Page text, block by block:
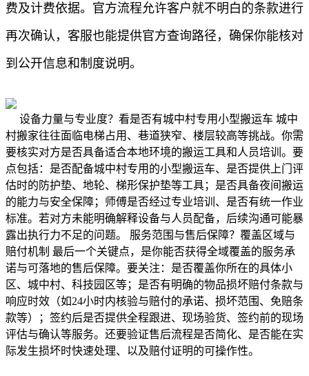
费及计费依据。官方流程允许客户就不明白的条款进行
再次确认，客服也能提供官方查询路径，确保你能核对
到公开信息和制度说明。
设备力量与专业度？看是否有城中村专用小型搬运车 城中
村搬家往往面临电梯占用、巷道狭窄、楼层较高等挑战。你需
要核实对方是否具备适合本地环境的搬运工具和人员培训。要
点包括：是否配备城中村专用的小型搬运车、是否提供上门评
估时的防护垫、地轮、梯形保护垫等工具；是否具备夜间搬运
的能力与安全保障；师傅是否经过专业培训、是否有统一作业
标准。若对方未能明确解释设备与人员配备，后续沟通可能暴
露出执行力不足的问题。 服务范围与售后保障？覆盖区域与
赔付机制 最后一个关键点，是你能否获得全域覆盖的服务承
诺与可落地的售后保障。要关注：是否覆盖你所在的具体小
区、城中村、科技园区等；是否有明确的物品损坏赔付条款与
响应时效（如24小时内核验与赔付的承诺、损坏范围、免赔条
款等）；签约后是否提供全程跟进、现场验货、签约前的现场
评估与确认等服务。还要验证售后流程是否简化、是否能在实
际发生损坏时快速处理、以及赔付证明的可操作性。